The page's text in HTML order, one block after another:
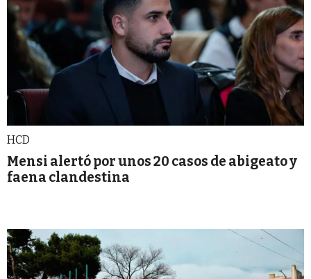
HCD
Mensi alertó por unos 20 casos de abigeato y
faena clandestina